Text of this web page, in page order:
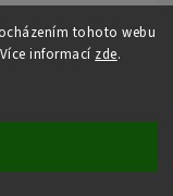
tohoto webu
informací zde.
senzor
uhličitého